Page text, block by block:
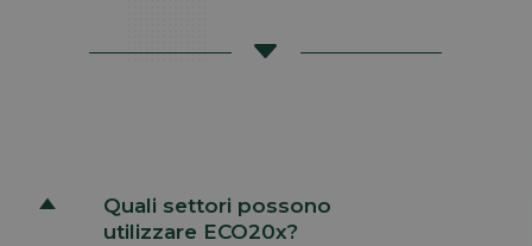
C
D
Quali settori possono
utilizzare ECO20x?